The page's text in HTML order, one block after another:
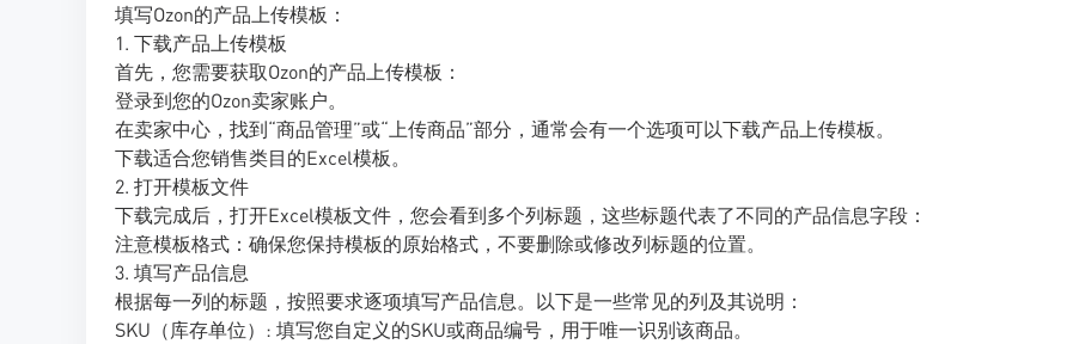
填写Ozon的产品上传模板：
1. 下载产品上传模板
首先，您需要获取Ozon的产品上传模板：
登录到您的Ozon卖家账户。
在卖家中心，找到“商品管理”或“上传商品”部分，通常会有一个选项可以下载产品上传模板。
下载适合您销售类目的Excel模板。
2. 打开模板文件
下载完成后，打开Excel模板文件，您会看到多个列标题，这些标题代表了不同的产品信息字段：
注意模板格式：确保您保持模板的原始格式，不要删除或修改列标题的位置。
3. 填写产品信息
根据每一列的标题，按照要求逐项填写产品信息。以下是一些常见的列及其说明：
SKU（库存单位）: 填写您自定义的SKU或商品编号，用于唯一识别该商品。